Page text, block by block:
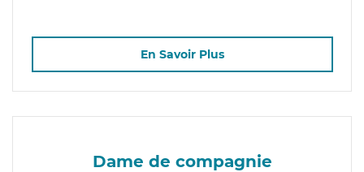
En Savoir Plus
Dame de compagnie